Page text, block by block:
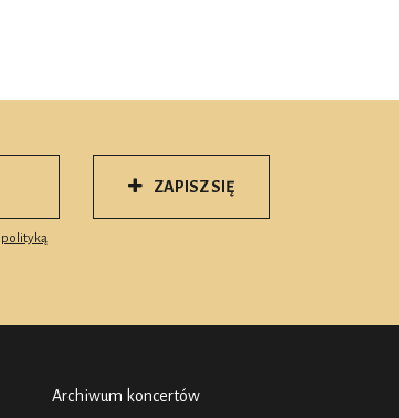
polityką
ZAPISZ SIĘ
Archiwum koncertów